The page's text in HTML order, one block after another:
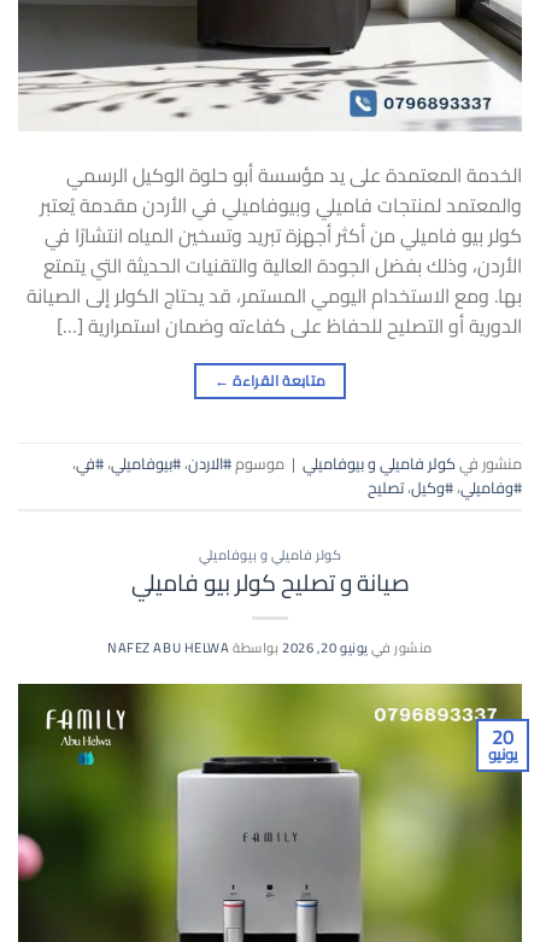
الخدمة المعتمدة على يد مؤسسة أبو حلوة الوكيل الرسمي
والمعتمد لمنتجات فاميلي وبيوفاميلي في الأردن مقدمة يُعتبر
كولر بيو فاميلي من أكثر أجهزة تبريد وتسخين المياه انتشارًا في
الأردن، وذلك بفضل الجودة العالية والتقنيات الحديثة التي يتمتع
بها. ومع الاستخدام اليومي المستمر، قد يحتاج الكولر إلى الصيانة
الدورية أو التصليح للحفاظ على كفاءته وضمان استمرارية […]
متابعة القراءة ←
منشور فيكولر فاميلي و بيوفاميلي | موسوم#الاردن،#بيوفاميلي،#في،
#وفاميلي،#وكيل،تصليح
كولر فاميلي و بيوفاميلي
صيانة و تصليح كولر بيو فاميلي
منشور فييونيو 20, 2026 بواسطةNAFEZ ABU HELWA
20
يونيو